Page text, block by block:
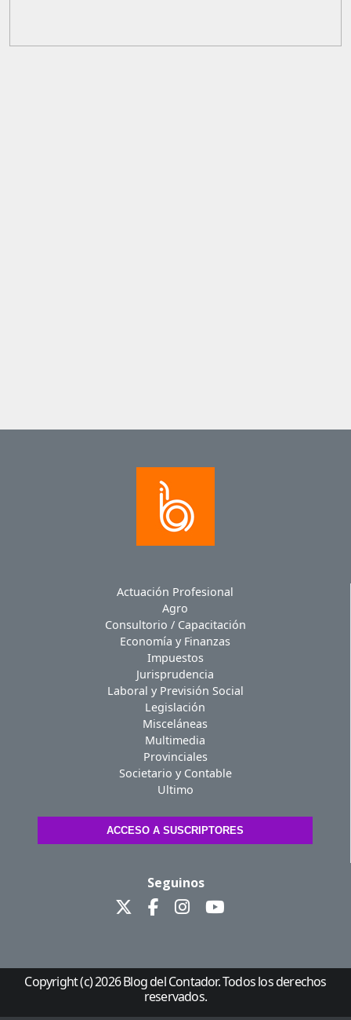
Actuación Profesional
Agro
Consultorio / Capacitación
Economía y Finanzas
Impuestos
Jurisprudencia
Laboral y Previsión Social
Legislación
Misceláneas
Multimedia
Provinciales
Societario y Contable
Ultimo
ACCESO A SUSCRIPTORES
Seguinos
Copyright (c) 2026 Blog del Contador. Todos los derechos
reservados.